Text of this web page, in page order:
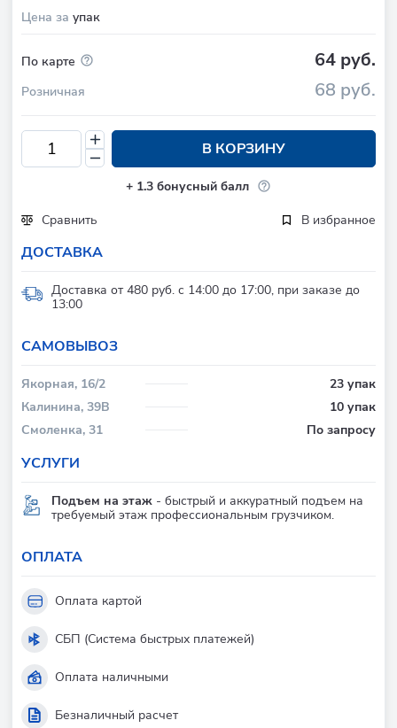
Цена за упак
По карте 64 руб.
Розничная 68 руб.
В КОРЗИНУ
+ 1.3 бонусный балл
Сравнить
В избранное
ДОСТАВКА
Доставка от 480 руб. с 14:00 до 17:00, при заказе до
13:00
CАМОВЫВОЗ
Якорная, 16/2
23 упак
Калинина, 39В
10 упак
Смоленка, 31
По запросу
УСЛУГИ
Подъем на этаж - быстрый и аккуратный подъем на
требуемый этаж профессиональным грузчиком.
ОПЛАТА
Оплата картой
СБП (Система быстрых платежей)
Оплата наличными
Безналичный расчет